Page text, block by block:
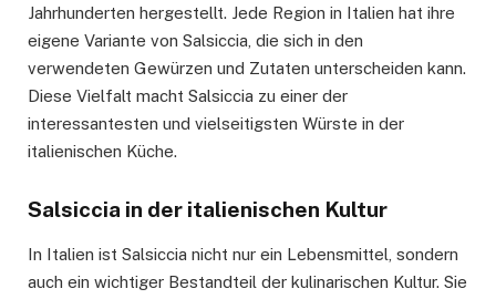
Jahrhunderten hergestellt. Jede Region in Italien hat ihre
eigene Variante von Salsiccia, die sich in den
verwendeten Gewürzen und Zutaten unterscheiden kann.
Diese Vielfalt macht Salsiccia zu einer der
interessantesten und vielseitigsten Würste in der
italienischen Küche.
Salsiccia in der italienischen Kultur
In Italien ist Salsiccia nicht nur ein Lebensmittel, sondern
auch ein wichtiger Bestandteil der kulinarischen Kultur. Sie